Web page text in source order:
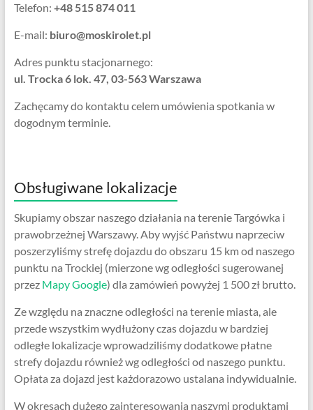
Telefon: +48 515 874 011
E-mail: biuro@moskirolet.pl
Adres punktu stacjonarnego:
ul. Trocka 6 lok. 47, 03-563 Warszawa
Zachęcamy do kontaktu celem umówienia spotkania w
dogodnym terminie.
Obsługiwane lokalizacje
Skupiamy obszar naszego działania na terenie Targówka i
prawobrzeżnej Warszawy. Aby wyjść Państwu naprzeciw
poszerzyliśmy strefę dojazdu do obszaru 15 km od naszego
punktu na Trockiej (mierzone wg odległości sugerowanej
przez Mapy Google) dla zamówień powyżej 1 500 zł brutto.
Ze względu na znaczne odległości na terenie miasta, ale
przede wszystkim wydłużony czas dojazdu w bardziej
odległe lokalizacje wprowadziliśmy dodatkowe płatne
strefy dojazdu również wg odległości od naszego punktu.
Opłata za dojazd jest każdorazowo ustalana indywidualnie.
W okresach dużego zainteresowania naszymi produktami